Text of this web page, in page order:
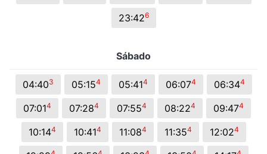
23:426
Sábado
04:403 05:154 05:414 06:074 06:344
07:014 07:284 07:554 08:224 09:474
10:144 10:414 11:084 11:354 12:024